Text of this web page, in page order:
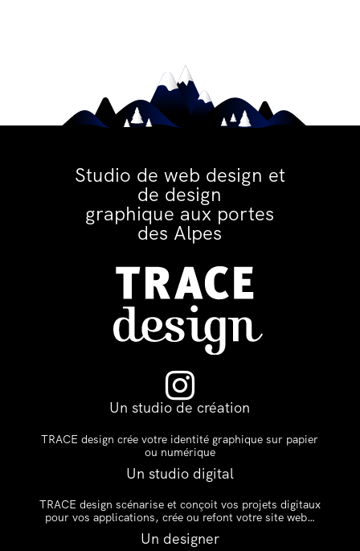
Studio de web design et
de design
graphique aux portes
des Alpes

Un studio de création
TRACE design crée votre identité graphique sur papier
ou numérique
Un studio digital
TRACE design scénarise et conçoit vos projets digitaux
pour vos applications, crée ou refont votre site web…
Un designer